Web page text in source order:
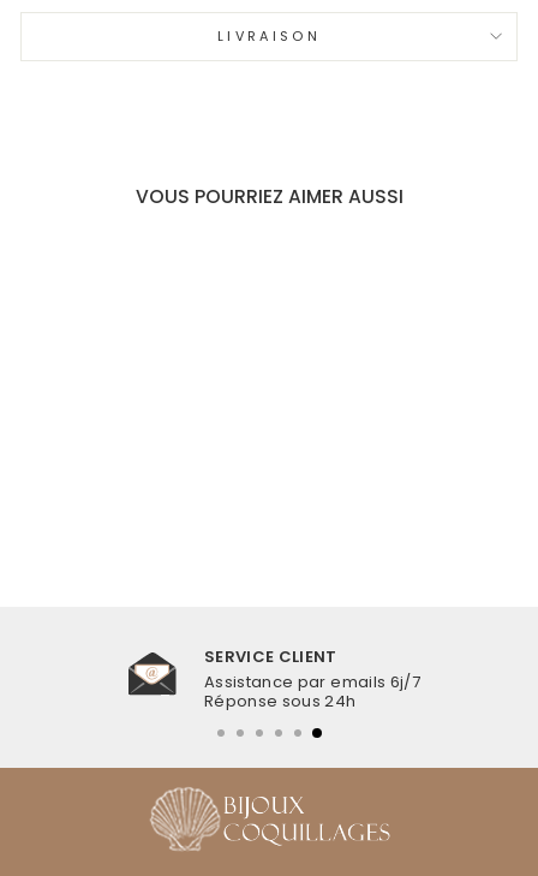
LIVRAISON
VOUS POURRIEZ AIMER AUSSI
SERVICE CLIENT
Assistance par emails 6j/7
Réponse sous 24h